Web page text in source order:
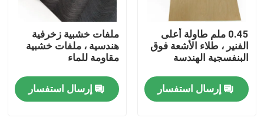
جولة في المعمل
رقابة جودة
اتصل بنا
0.45 ملم طاولة أعلى
الفنير ، طلاء الأشعة فوق
البنفسجية الهندسة
إرسال استفسار
ملفات خشبية زخرفية
هندسية ، ملفات خشبية
مقاومة للماء
إرسال استفسار